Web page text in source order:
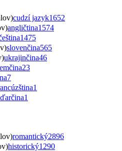
cudzí jazyk1652
angličtina1574
1475
slovenčina565
ukrajinčina46
23
7
1
1
romantický2896
historický1290